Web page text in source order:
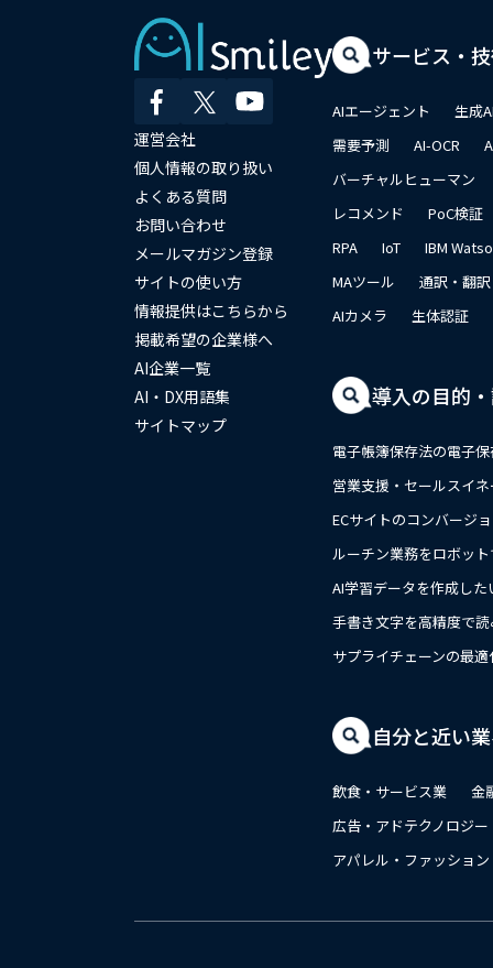
運営会社
個人情報の取り扱い
よくある質問
お問い合わせ
メールマガジン登録
サイトの使い方
情報提供はこちらから
掲載希望の企業様へ
AI企業一覧
AI・DX用語集
サイトマップ
サービス・
AIエージェント
生成
需要予測
AI-OCR
バーチャルヒューマン
レコメンド
PoC検証
RPA
IoT
IBM
MAツール
通訳・翻訳
AIカメラ
生体認証
導入の目的
電子帳簿保存法の電子
営業支援・セールスイ
ECサイトのコンバージ
ルーチン業務をロボッ
AI学習データを作成した
手書き文字を高精度で
サプライチェーンの最適
自分と近い
飲食・サービス業
金
広告・アドテクノロジー
アパレル・ファッション